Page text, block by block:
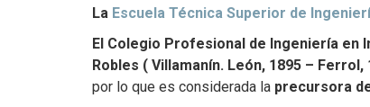
La Escuela Técnica Superior de
El Colegio Profesional de Ingeniería en
Robles ( Villamanín. León, 1895 – Ferrol,
por lo que es considerada la precursora